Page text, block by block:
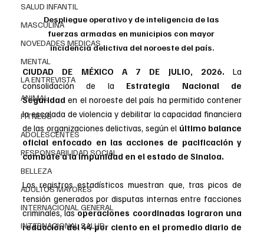
SALUD INFANTIL
MASCULINA
NOVEDADES MEDICAS
MENTAL
LA ENTREVISTA
ANIMAL
FITNESS
ADOLESCENTES
RESPONSABILIDAD SOCIAL
BELLEZA
ADULTOS MAYORES
INTERNACIONAL GENERAL
INTERNACIONAL SALUD
Despliegue operativo y de inteligencia de las
fuerzas armadas en municipios con mayor
incidencia delictiva del noroeste del país.
CIUDAD DE MÉXICO A 7 DE JULIO, 2026. La
consolidación de la Estrategia Nacional de
Seguridad en el noroeste del país ha permitido contener
la escalada de violencia y debilitar la capacidad financiera
de las organizaciones delictivas, según el último balance
oficial enfocado en las acciones de pacificación y
combate a la impunidad en el estado de Sinaloa.
Los registros estadísticos muestran que, tras picos de
tensión generados por disputas internas entre facciones
criminales, las operaciones coordinadas lograron una
reducción del 44 por ciento en el promedio diario de